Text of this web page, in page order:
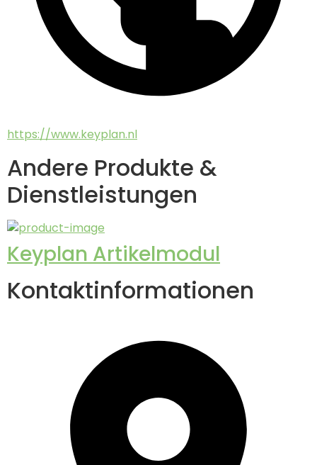
https://www.keyplan.nl
Andere Produkte &
Dienstleistungen
Keyplan Artikelmodul
Kontaktinformationen